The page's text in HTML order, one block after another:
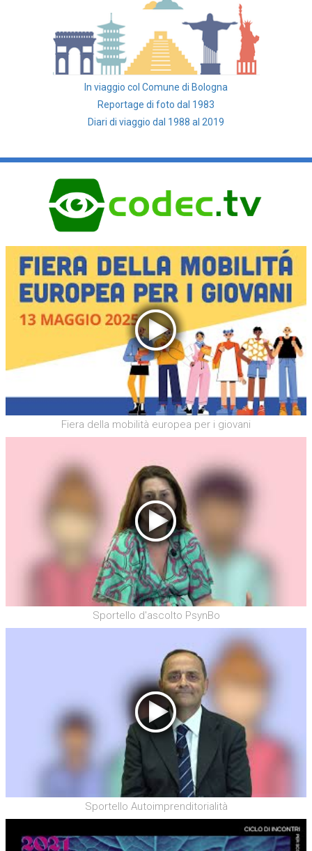
In viaggio col Comune di Bologna
Reportage di foto dal 1983
Diari di viaggio dal 1988 al 2019
Fiera della mobilità europea per i giovani
Sportello d'ascolto PsynBo
Sportello Autoimprenditorialità